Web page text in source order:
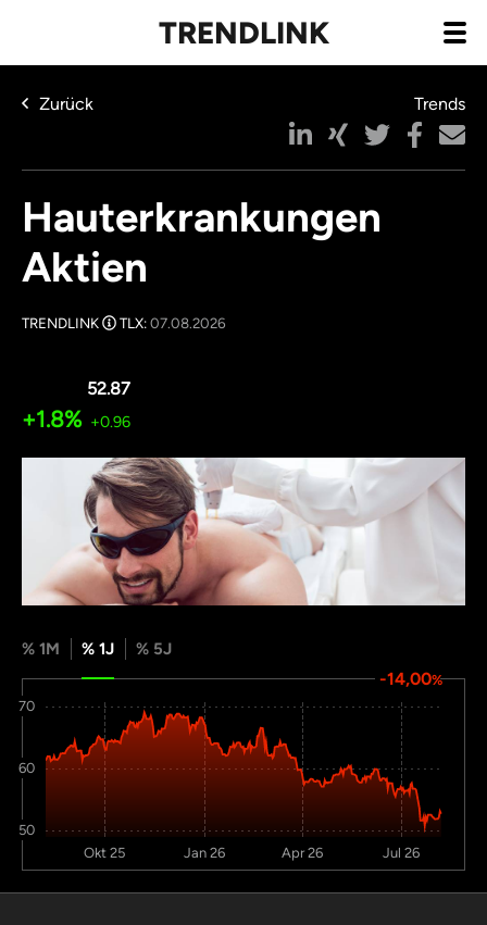
TRENDLINK
Zurück Trends
Hauterkrankungen
Aktien
TRENDLINK TLX:07.08.2026
52.87
+1.8% +0.96
% 1M % 1J % 5J
-14,00%
50
60
70
Okt 25 Jan 26 Apr 26 Jul 26